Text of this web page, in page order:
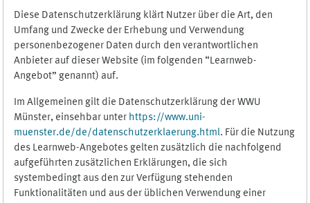
Diese Datenschutzerklärung klärt Nutzer über die Art, den
Umfang und Zwecke der Erhebung und Verwendung
personenbezogener Daten durch den verantwortlichen
Anbieter auf dieser Website (im folgenden “Learnweb-
Angebot” genannt) auf.
Im Allgemeinen gilt die Datenschutzerklärung der WWU
Münster, einsehbar unter https://www.uni-
muenster.de/de/datenschutzerklaerung.html. Für die Nutzung
des Learnweb-Angebotes gelten zusätzlich die nachfolgend
aufgeführten zusätzlichen Erklärungen, die sich
systembedingt aus den zur Verfügung stehenden
Funktionalitäten und aus der üblichen Verwendung einer